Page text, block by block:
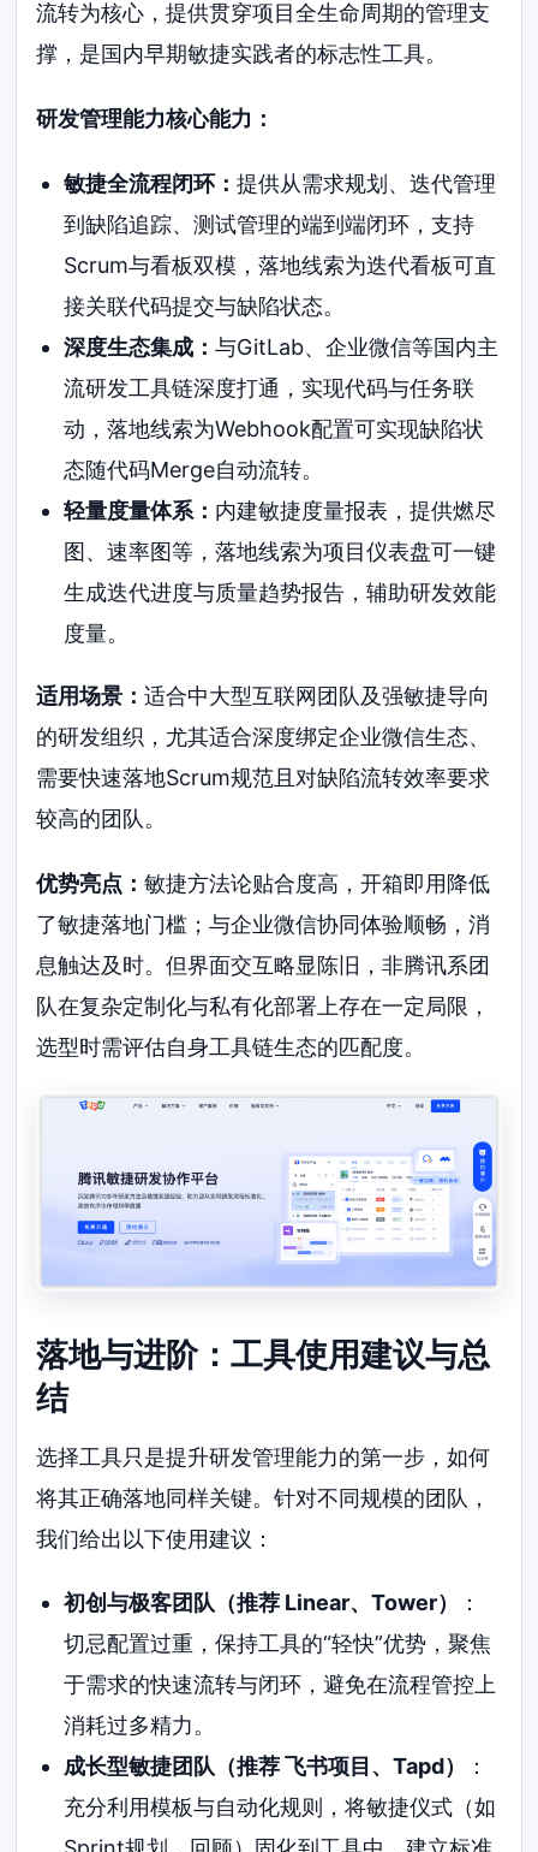
流转为核心，提供贯穿项目全生命周期的管理支
撑，是国内早期敏捷实践者的标志性工具。
研发管理能力核心能力：
敏捷全流程闭环： 提供从需求规划、迭代管理
到缺陷追踪、测试管理的端到端闭环，支持
Scrum与看板双模，落地线索为迭代看板可直
接关联代码提交与缺陷状态。
深度生态集成： 与GitLab、企业微信等国内主
流研发工具链深度打通，实现代码与任务联
动，落地线索为Webhook配置可实现缺陷状
态随代码Merge自动流转。
轻量度量体系： 内建敏捷度量报表，提供燃尽
图、速率图等，落地线索为项目仪表盘可一键
生成迭代进度与质量趋势报告，辅助研发效能
度量。
适用场景：适合中大型互联网团队及强敏捷导向
的研发组织，尤其适合深度绑定企业微信生态、
需要快速落地Scrum规范且对缺陷流转效率要求
较高的团队。
优势亮点：敏捷方法论贴合度高，开箱即用降低
了敏捷落地门槛；与企业微信协同体验顺畅，消
息触达及时。但界面交互略显陈旧，非腾讯系团
队在复杂定制化与私有化部署上存在一定局限，
选型时需评估自身工具链生态的匹配度。
落地与进阶：工具使用建议与总
结
选择工具只是提升研发管理能力的第一步，如何
将其正确落地同样关键。针对不同规模的团队，
我们给出以下使用建议：
初创与极客团队（推荐 Linear、Tower）
：
切忌配置过重，保持工具的“轻快”优势，聚焦
于需求的快速流转与闭环，避免在流程管控上
消耗过多精力。
成长型敏捷团队（推荐 飞书项目、Tapd）
：
充分利用模板与自动化规则，将敏捷仪式（如